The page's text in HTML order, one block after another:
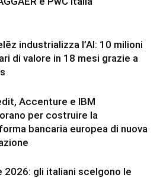
industrializza l’AI: 10 milioni
di valore in 18 mesi grazie a
Accenture e IBM
per costruire la
bancaria europea di nuova
2026: gli italiani scelgono le